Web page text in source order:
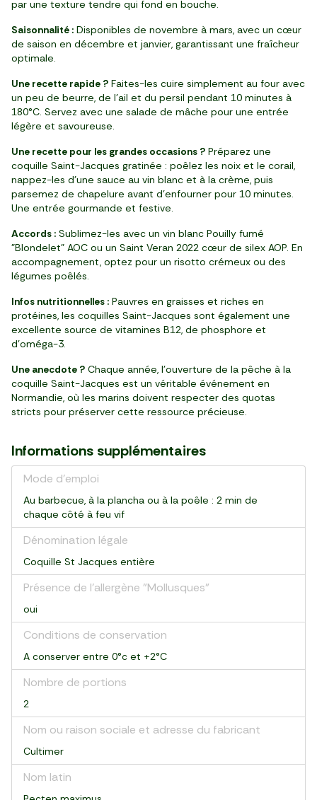
par une texture tendre qui fond en bouche.
Saisonnalité : Disponibles de novembre à mars, avec un cœur
de saison en décembre et janvier, garantissant une fraîcheur
optimale.
Une recette rapide ? Faites-les cuire simplement au four avec
un peu de beurre, de l’ail et du persil pendant 10 minutes à
180°C. Servez avec une salade de mâche pour une entrée
légère et savoureuse.
Une recette pour les grandes occasions ? Préparez une
coquille Saint-Jacques gratinée : poêlez les noix et le corail,
nappez-les d’une sauce au vin blanc et à la crème, puis
parsemez de chapelure avant d’enfourner pour 10 minutes.
Une entrée gourmande et festive.
Accords : Sublimez-les avec un vin blanc Pouilly fumé
"Blondelet" AOC ou un Saint Veran 2022 cœur de silex AOP. En
accompagnement, optez pour un risotto crémeux ou des
légumes poêlés.
Infos nutritionnelles : Pauvres en graisses et riches en
protéines, les coquilles Saint-Jacques sont également une
excellente source de vitamines B12, de phosphore et
d’oméga-3.
Une anecdote ? Chaque année, l’ouverture de la pêche à la
coquille Saint-Jacques est un véritable événement en
Normandie, où les marins doivent respecter des quotas
stricts pour préserver cette ressource précieuse.
Informations supplémentaires
Mode d'emploi
Au barbecue, à la plancha ou à la poêle : 2 min de
chaque côté à feu vif
Dénomination légale
Coquille St Jacques entière
Présence de l'allergène "Mollusques"
oui
Conditions de conservation
A conserver entre 0°c et +2°C
Nombre de portions
2
Nom ou raison sociale et adresse du fabricant
Cultimer
Nom latin